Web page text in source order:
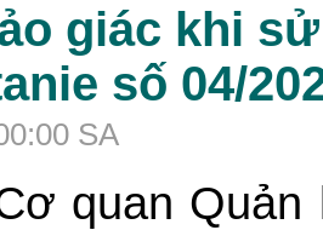
giác khi
số 04/
SA
quan